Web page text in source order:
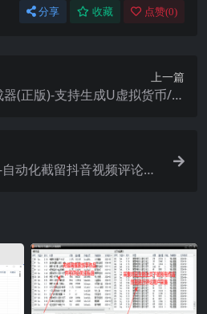
分享 收藏 点赞(0)
上一篇
(正版)-支持生成U虚拟货币/证
动化截留抖音视频评论